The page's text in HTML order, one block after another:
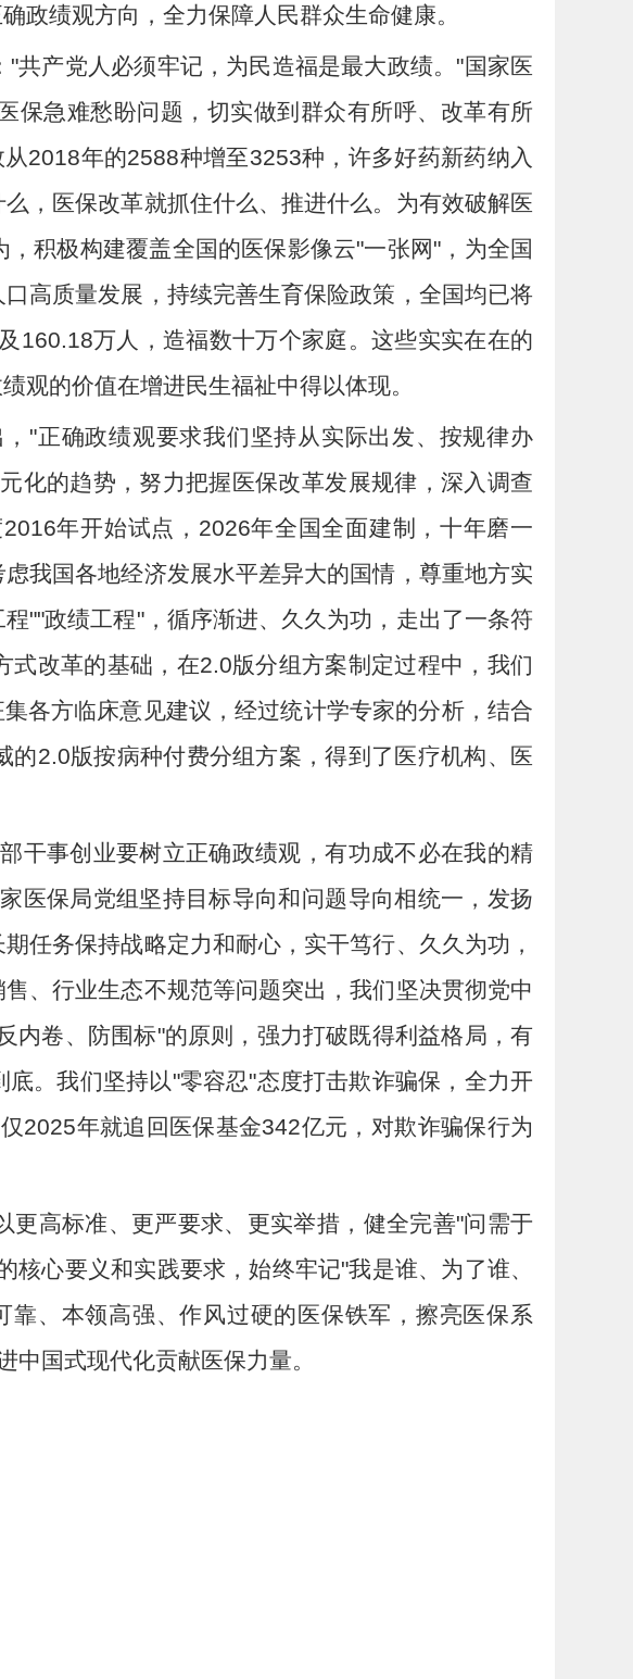
政绩观方向，全力保障人民群众生命健康。
"共产党人必须牢记，为民造福是最大政绩。"国家医
保急难愁盼问题，切实做到群众有所呼、改革有所
2018年的2588种增至3253种，许多好药新药纳入
，医保改革就抓住什么、推进什么。为有效破解医
积极构建覆盖全国的医保影像云"一张网"，为全国
高质量发展，持续完善生育保险政策，全国均已将
160.18万人，造福数十万个家庭。这些实实在在的
观的价值在增进民生福祉中得以体现。
"正确政绩观要求我们坚持从实际出发、按规律办
化的趋势，努力把握医保改革发展规律，深入调查
年开始试点，2026年全国全面建制，十年磨一
我国各地经济发展水平差异大的国情，尊重地方实
""政绩工程"，循序渐进、久久为功，走出了一条符
改革的基础，在2.0版分组方案制定过程中，我们
各方临床意见建议，经过统计学专家的分析，结合
2.0版按病种付费分组方案，得到了医疗机构、医
干事创业要树立正确政绩观，有功成不必在我的精
医保局党组坚持目标导向和问题导向相统一，发扬
任务保持战略定力和耐心，实干笃行、久久为功，
、行业生态不规范等问题突出，我们坚决贯彻党中
内卷、防围标"的原则，强力打破既得利益格局，有
。我们坚持以"零容忍"态度打击欺诈骗保，全力开
2025年就追回医保基金342亿元，对欺诈骗保行为
高标准、更严要求、更实举措，健全完善"问需于
心要义和实践要求，始终牢记"我是谁、为了谁、
、本领高强、作风过硬的医保铁军，擦亮医保系
国式现代化贡献医保力量。